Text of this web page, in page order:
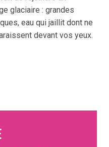
glaciaire : grandes
eau qui jaillit dont ne
devant vos yeux.